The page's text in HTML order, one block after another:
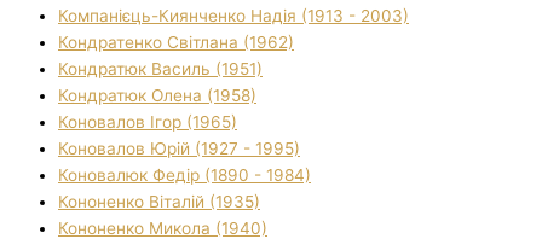
Компанієць-Киянченко Надія (1913 - 2003)
Кондратенко Світлана (1962)
Кондратюк Василь (1951)
Кондратюк Олена (1958)
Коновалов Ігор (1965)
Коновалов Юрій (1927 - 1995)
Коновалюк Федір (1890 - 1984)
Кононенко Віталій (1935)
Кононенко Микола (1940)